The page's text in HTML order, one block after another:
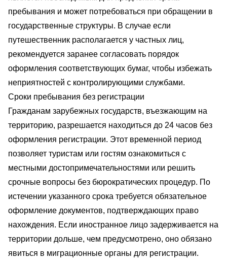
пребывания и может потребоваться при обращении в
государственные структуры. В случае если
путешественник располагается у частных лиц,
рекомендуется заранее согласовать порядок
оформления соответствующих бумаг, чтобы избежать
неприятностей с контролирующими службами.
Сроки пребывания без регистрации
Гражданам зарубежных государств, въезжающим на
территорию, разрешается находиться до 24 часов без
оформления регистрации. Этот временной период
позволяет туристам или гостям ознакомиться с
местными достопримечательностями или решить
срочные вопросы без бюрократических процедур. По
истечении указанного срока требуется обязательное
оформление документов, подтверждающих право
нахождения. Если иностранное лицо задерживается на
территории дольше, чем предусмотрено, оно обязано
явиться в миграционные органы для регистрации.